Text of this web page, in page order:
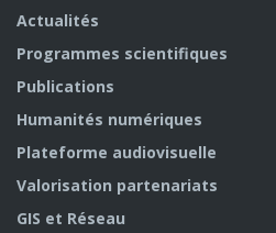
Actualités
Programmes scientifiques
Publications
Humanités numériques
Plateforme audiovisuelle
Valorisation partenariats
GIS et Réseau